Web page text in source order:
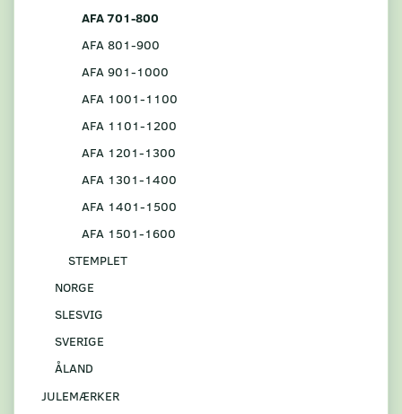
AFA 701-800
AFA 801-900
AFA 901-1000
AFA 1001-1100
AFA 1101-1200
AFA 1201-1300
AFA 1301-1400
AFA 1401-1500
AFA 1501-1600
STEMPLET
NORGE
SLESVIG
SVERIGE
ÅLAND
JULEMÆRKER